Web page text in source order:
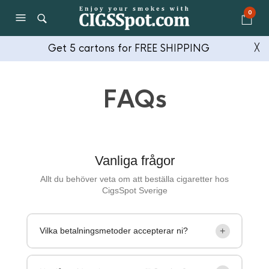
0
Get 5 cartons for FREE SHIPPING ╳
FAQs
Vanliga frågor
Allt du behöver veta om att beställa cigaretter hos
CigsSpot Sverige
Vilka betalningsmetoder accepterar ni? +